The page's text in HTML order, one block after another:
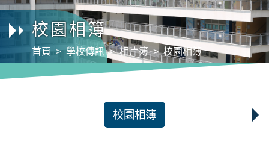
校園相簿
首頁 學校傳訊 相片簿 校園相簿
校園相簿